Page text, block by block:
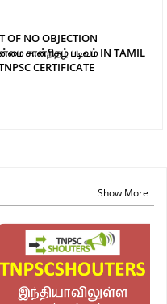
OF NO OBJECTION
சான்றிதழ் படிவம் IN TAMIL
CERTIFICATE
Show More